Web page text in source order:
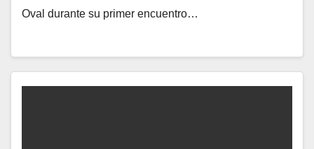
Oval durante su primer encuentro…